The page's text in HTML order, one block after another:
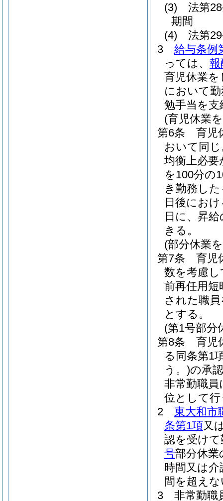
(3)
法第
期間
(4)
法第
3
給与条例
っては、 報
育児休業
において
勉手当を支
(育児休業
第6条
育児
おいて同じ
均衡上必
を100分の
き勤務し
日後にお
日に、昇
きる。
(部分休業
第7条
育児
数を考慮
前再任用短
された職
とする。
(第1号部分
第8条
育児
る同条第1
う。)の承
非常勤職
位として
2
東大和市
条第1項又
認を受け
号部分休業
時間又は
間を超え
3
非常勤職